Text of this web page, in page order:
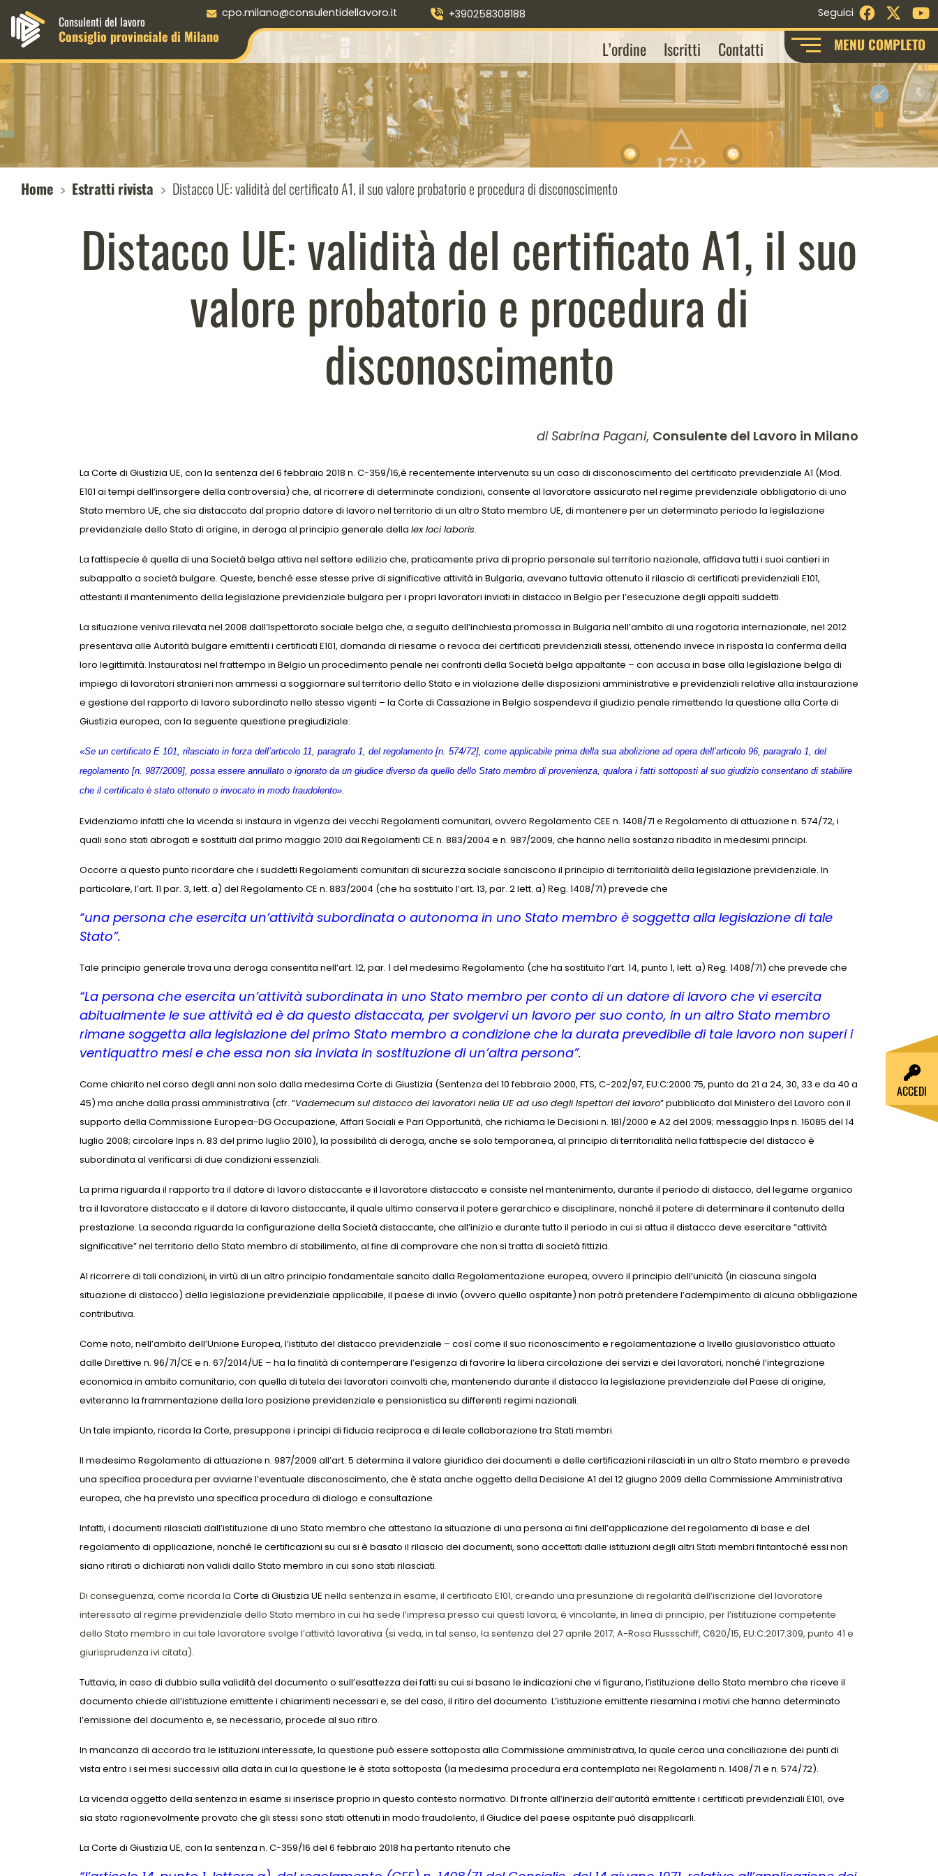
Menu principale desktop
Consulenti del lavoro
Consiglio provinciale di Milano
cpo.milano@consulentidellavoro.it +390258308188 Seguici Facebook
X -
L’ordine Iscritti Contatti MENU COMPLETO
Home Estratti rivista Distacco UE: validità del certificato A1, il suo valore probatorio e procedura di disconoscimento
Distacco UE: validità del certificato A1, il suo
valore probatorio e procedura di
disconoscimento
di Sabrina Pagani, Consulente del Lavoro in Milano
Contenuto dell'articolo
La Corte di Giustizia UE, con la sentenza del 6 febbraio 2018 n. C-359/16,è recentemente intervenuta su un caso di disconoscimento del certificato previdenziale A1 (Mod.
E101 ai tempi dell’insorgere della controversia) che, al ricorrere di determinate condizioni, consente al lavoratore assicurato nel regime previdenziale obbligatorio di uno
Stato membro UE, che sia distaccato dal proprio datore di lavoro nel territorio di un altro Stato membro UE, di mantenere per un determinato periodo la legislazione
previdenziale dello Stato di origine, in deroga al principio generale della lex loci laboris.
La fattispecie è quella di una Società belga attiva nel settore edilizio che, praticamente priva di proprio personale sul territorio nazionale, affidava tutti i suoi cantieri in
subappalto a società bulgare. Queste, benché esse stesse prive di significative attività in Bulgaria, avevano tuttavia ottenuto il rilascio di certificati previdenziali E101,
attestanti il mantenimento della legislazione previdenziale bulgara per i propri lavoratori inviati in distacco in Belgio per l’esecuzione degli appalti suddetti.
La situazione veniva rilevata nel 2008 dall’Ispettorato sociale belga che, a seguito dell’inchiesta promossa in Bulgaria nell’ambito di una rogatoria internazionale, nel 2012
presentava alle Autorità bulgare emittenti i certificati E101, domanda di riesame o revoca dei certificati previdenziali stessi, ottenendo invece in risposta la conferma della
loro legittimità. Instauratosi nel frattempo in Belgio un procedimento penale nei confronti della Società belga appaltante – con accusa in base alla legislazione belga di
impiego di lavoratori stranieri non ammessi a soggiornare sul territorio dello Stato e in violazione delle disposizioni amministrative e previdenziali relative alla instaurazione
e gestione del rapporto di lavoro subordinato nello stesso vigenti – la Corte di Cassazione in Belgio sospendeva il giudizio penale rimettendo la questione alla Corte di
Giustizia europea, con la seguente questione pregiudiziale:
«Se un certificato E 101, rilasciato in forza dell’articolo 11, paragrafo 1, del regolamento [n. 574/72], come applicabile prima della sua abolizione ad opera dell’articolo 96, paragrafo 1, del
regolamento [n. 987/2009], possa essere annullato o ignorato da un giudice diverso da quello dello Stato membro di provenienza, qualora i fatti sottoposti al suo giudizio consentano di stabilire
che il certificato è stato ottenuto o invocato in modo fraudolento».
Evidenziamo infatti che la vicenda si instaura in vigenza dei vecchi Regolamenti comunitari, ovvero Regolamento CEE n. 1408/71 e Regolamento di attuazione n. 574/72, i
quali sono stati abrogati e sostituiti dal primo maggio 2010 dai Regolamenti CE n. 883/2004 e n. 987/2009, che hanno nella sostanza ribadito in medesimi principi.
Occorre a questo punto ricordare che i suddetti Regolamenti comunitari di sicurezza sociale sanciscono il principio di territorialità della legislazione previdenziale. In
particolare, l’art. 11 par. 3, lett. a) del Regolamento CE n. 883/2004 (che ha sostituito l’art. 13, par. 2 lett. a) Reg. 1408/71) prevede che
“una persona che esercita un’attività subordinata o autonoma in uno Stato membro è soggetta alla legislazione di tale
Stato”.
Tale principio generale trova una deroga consentita nell’art. 12, par. 1 del medesimo Regolamento (che ha sostituito l’art. 14, punto 1, lett. a) Reg. 1408/71) che prevede che
“La persona che esercita un’attività subordinata in uno Stato membro per conto di un datore di lavoro che vi esercita
abitualmente le sue attività ed è da questo distaccata, per svolgervi un lavoro per suo conto, in un altro Stato membro
rimane soggetta alla legislazione del primo Stato membro a condizione che la durata prevedibile di tale lavoro non superi i
ventiquattro mesi e che essa non sia inviata in sostituzione di un’altra persona”.
Come chiarito nel corso degli anni non solo dalla medesima Corte di Giustizia (Sentenza del 10 febbraio 2000, FTS, C-202/97, EU:C:2000:75, punto da 21 a 24, 30, 33 e da 40 a
45) ma anche dalla prassi amministrativa (cfr. “Vademecum sul distacco dei lavoratori nella UE ad uso degli Ispettori del lavoro” pubblicato dal Ministero del Lavoro con il
supporto della Commissione Europea-DG Occupazione, Affari Sociali e Pari Opportunità, che richiama le Decisioni n. 181/2000 e A2 del 2009; messaggio Inps n. 16085 del 14
luglio 2008; circolare Inps n. 83 del primo luglio 2010), la possibilità di deroga, anche se solo temporanea, al principio di territorialità nella fattispecie del distacco è
subordinata al verificarsi di due condizioni essenziali.
La prima riguarda il rapporto tra il datore di lavoro distaccante e il lavoratore distaccato e consiste nel mantenimento, durante il periodo di distacco, del legame organico
tra il lavoratore distaccato e il datore di lavoro distaccante, il quale ultimo conserva il potere gerarchico e disciplinare, nonché il potere di determinare il contenuto della
prestazione. La seconda riguarda la configurazione della Società distaccante, che all’inizio e durante tutto il periodo in cui si attua il distacco deve esercitare “attività
significative” nel territorio dello Stato membro di stabilimento, al fine di comprovare che non si tratta di società fittizia.
Al ricorrere di tali condizioni, in virtù di un altro principio fondamentale sancito dalla Regolamentazione europea, ovvero il principio dell’unicità (in ciascuna singola
situazione di distacco) della legislazione previdenziale applicabile, il paese di invio (ovvero quello ospitante) non potrà pretendere l’adempimento di alcuna obbligazione
contributiva.
Come noto, nell’ambito dell’Unione Europea, l’istituto del distacco previdenziale – così come il suo riconoscimento e regolamentazione a livello giuslavoristico attuato
dalle Direttive n. 96/71/CE e n. 67/2014/UE – ha la finalità di contemperare l’esigenza di favorire la libera circolazione dei servizi e dei lavoratori, nonché l’integrazione
economica in ambito comunitario, con quella di tutela dei lavoratori coinvolti che, mantenendo durante il distacco la legislazione previdenziale del Paese di origine,
eviteranno la frammentazione della loro posizione previdenziale e pensionistica su differenti regimi nazionali.
Un tale impianto, ricorda la Corte, presuppone i principi di fiducia reciproca e di leale collaborazione tra Stati membri.
Il medesimo Regolamento di attuazione n. 987/2009 all’art. 5 determina il valore giuridico dei documenti e delle certificazioni rilasciati in un altro Stato membro e prevede
una specifica procedura per avviarne l’eventuale disconoscimento, che è stata anche oggetto della Decisione A1 del 12 giugno 2009 della Commissione Amministrativa
europea, che ha previsto una specifica procedura di dialogo e consultazione.
Infatti, i documenti rilasciati dall’istituzione di uno Stato membro che attestano la situazione di una persona ai fini dell’applicazione del regolamento di base e del
regolamento di applicazione, nonché le certificazioni su cui si è basato il rilascio dei documenti, sono accettati dalle istituzioni degli altri Stati membri fintantoché essi non
siano ritirati o dichiarati non validi dallo Stato membro in cui sono stati rilasciati.
Di conseguenza, come ricorda la Corte di Giustizia UE nella sentenza in esame, il certificato E101, creando una presunzione di regolarità dell’iscrizione del lavoratore
interessato al regime previdenziale dello Stato membro in cui ha sede l’impresa presso cui questi lavora, è vincolante, in linea di principio, per l’istituzione competente
dello Stato membro in cui tale lavoratore svolge l’attività lavorativa (si veda, in tal senso, la sentenza del 27 aprile 2017, A-Rosa Flussschiff, C620/15, EU:C:2017:309, punto 41 e
giurisprudenza ivi citata).
Tuttavia, in caso di dubbio sulla validità del documento o sull’esattezza dei fatti su cui si basano le indicazioni che vi figurano, l’istituzione dello Stato membro che riceve il
documento chiede all’istituzione emittente i chiarimenti necessari e, se del caso, il ritiro del documento. L’istituzione emittente riesamina i motivi che hanno determinato
l’emissione del documento e, se necessario, procede al suo ritiro.
In mancanza di accordo tra le istituzioni interessate, la questione può essere sottoposta alla Commissione amministrativa, la quale cerca una conciliazione dei punti di
vista entro i sei mesi successivi alla data in cui la questione le è stata sottoposta (la medesima procedura era contemplata nei Regolamenti n. 1408/71 e n. 574/72).
La vicenda oggetto della sentenza in esame si inserisce proprio in questo contesto normativo. Di fronte all’inerzia dell’autorità emittente i certificati previdenziali E101, ove
sia stato ragionevolmente provato che gli stessi sono stati ottenuti in modo fraudolento, il Giudice del paese ospitante può disapplicarli.
La Corte di Giustizia UE, con la sentenza n. C-359/16 del 6 febbraio 2018 ha pertanto ritenuto che
ACCEDI